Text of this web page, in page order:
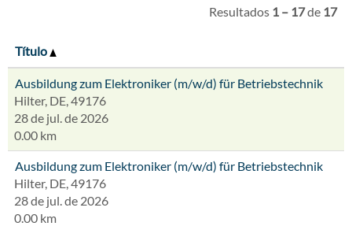
Resultados 1 – 17de 17
Título
Ausbildung zum Elektroniker (m/w/d) für Betriebstechnik
Hilter, DE, 49176
28 de jul. de 2026
0.00 km
Ausbildung zum Elektroniker (m/w/d) für Betriebstechnik
Hilter, DE, 49176
28 de jul. de 2026
0.00 km